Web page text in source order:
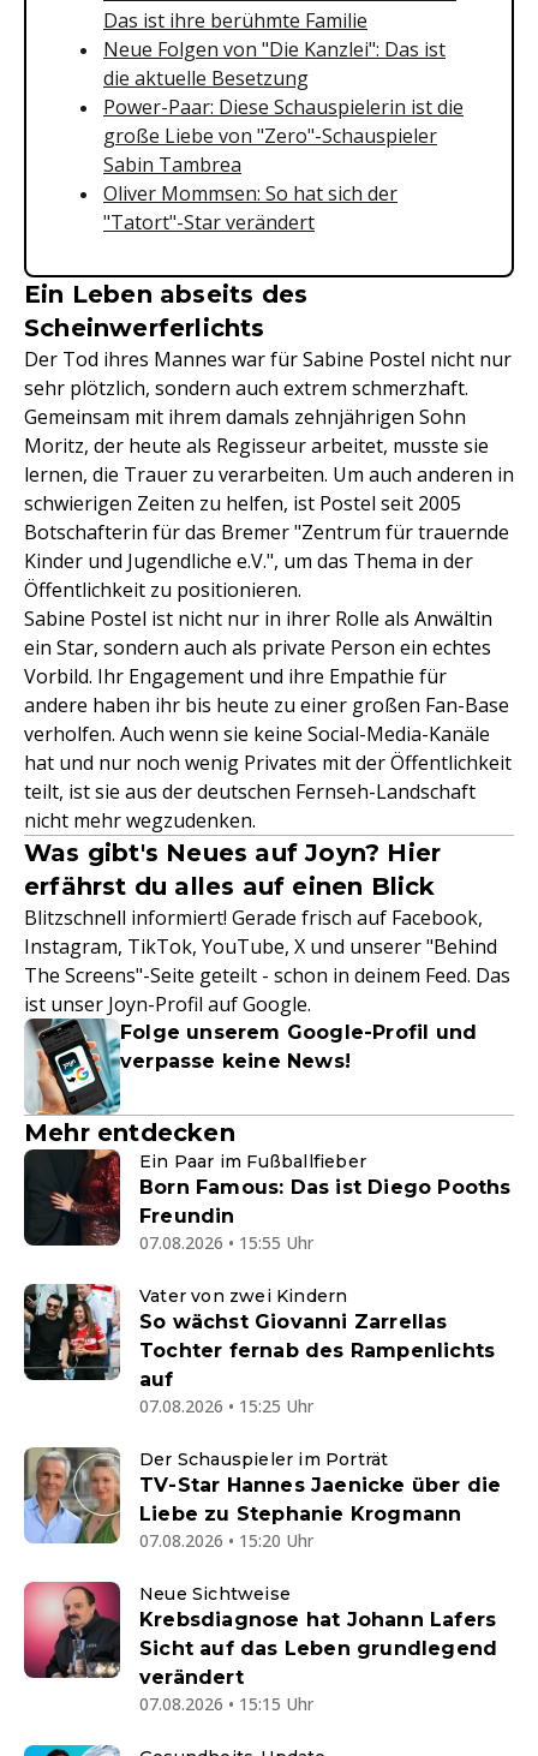
Das ist ihre berühmte Familie
Neue Folgen von "Die Kanzlei": Das ist
die aktuelle Besetzung
Power-Paar: Diese Schauspielerin ist die
große Liebe von "Zero"-Schauspieler
Sabin Tambrea
Oliver Mommsen: So hat sich der
"Tatort"-Star verändert
Ein Leben abseits des
Scheinwerferlichts
Der Tod ihres Mannes war für Sabine Postel nicht nur
sehr plötzlich, sondern auch extrem schmerzhaft.
Gemeinsam mit ihrem damals zehnjährigen Sohn
Moritz, der heute als Regisseur arbeitet, musste sie
lernen, die Trauer zu verarbeiten. Um auch anderen in
schwierigen Zeiten zu helfen, ist Postel seit 2005
Botschafterin für das Bremer "Zentrum für trauernde
Kinder und Jugendliche e.V.", um das Thema in der
Öffentlichkeit zu positionieren.
Sabine Postel ist nicht nur in ihrer Rolle als Anwältin
ein Star, sondern auch als private Person ein echtes
Vorbild. Ihr Engagement und ihre Empathie für
andere haben ihr bis heute zu einer großen Fan-Base
verholfen. Auch wenn sie keine Social-Media-Kanäle
hat und nur noch wenig Privates mit der Öffentlichkeit
teilt, ist sie aus der deutschen Fernseh-Landschaft
nicht mehr wegzudenken.
Was gibt's Neues auf Joyn? Hier
erfährst du alles auf einen Blick
Blitzschnell informiert! Gerade frisch auf Facebook,
Instagram, TikTok, YouTube, X und unserer "Behind
The Screens"-Seite geteilt - schon in deinem Feed. Das
ist unser Joyn-Profil auf Google.
Folge unserem Google-Profil und
verpasse keine News!
Mehr entdecken
Ein Paar im Fußballfieber
Born Famous: Das ist Diego Pooths
Freundin
07.08.2026 • 15:55 Uhr
Vater von zwei Kindern
So wächst Giovanni Zarrellas
Tochter fernab des Rampenlichts
auf
07.08.2026 • 15:25 Uhr
Der Schauspieler im Porträt
TV-Star Hannes Jaenicke über die
Liebe zu Stephanie Krogmann
07.08.2026 • 15:20 Uhr
Neue Sichtweise
Krebsdiagnose hat Johann Lafers
Sicht auf das Leben grundlegend
verändert
07.08.2026 • 15:15 Uhr